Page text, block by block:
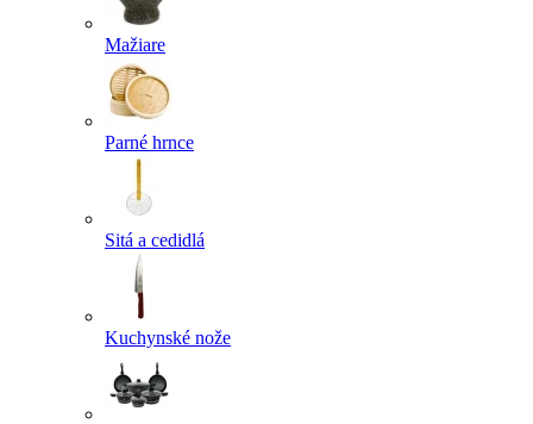
Mažiare
Parné hrnce
Sitá a cedidlá
Kuchynské nože